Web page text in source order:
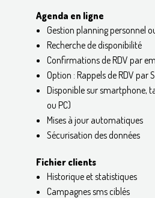
Agenda en ligne
Gestion planning personnel
Recherche de disponibilité
Confirmations de RDV par
Option : Rappels de RDV par
Disponible sur smartphone,
ou PC)
Mises à jour automatiques
Sécurisation des données
Fichier clients
Historique et statistiques
Campagnes sms ciblés